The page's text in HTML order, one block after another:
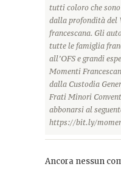
tutti coloro che
dalla profondità del
francescana. Gli
tutte le famiglia
all’OFS e grandi
Momenti
dalla Custodia
Frati Minori
abbonarsi al
https://bit.ly/
Ancora nessun